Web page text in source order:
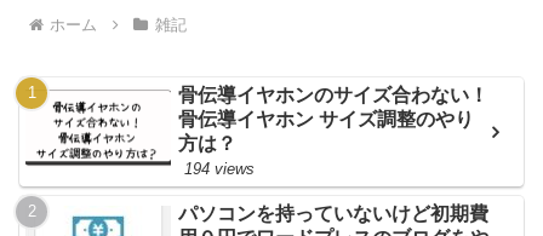
ホーム 雑記
骨伝導イヤホンのサイズ合わない！
骨伝導イヤホン サイズ調整のやり
方は？
194 views
パソコンを持っていないけど初期費